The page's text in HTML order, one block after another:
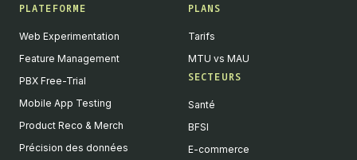
PLATEFORME
Web Experimentation
Feature Management
PBX Free-Trial
Mobile App Testing
Product Reco & Merch
Précision des données
PLANS
Tarifs
MTU vs MAU
SECTEURS
Santé
BFSI
E-commerce